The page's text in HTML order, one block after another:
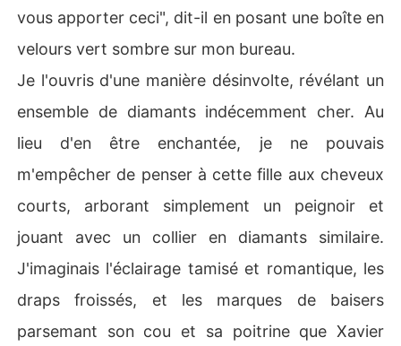
vous apporter ceci", dit-il en posant une boîte en
velours vert sombre sur mon bureau.
Je l'ouvris d'une manière désinvolte, révélant un
ensemble de diamants indécemment cher. Au
lieu d'en être enchantée, je ne pouvais
m'empêcher de penser à cette fille aux cheveux
courts, arborant simplement un peignoir et
jouant avec un collier en diamants similaire.
J'imaginais l'éclairage tamisé et romantique, les
draps froissés, et les marques de baisers
parsemant son cou et sa poitrine que Xavier